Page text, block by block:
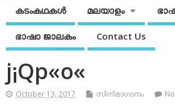
കടംകഥകള്‍ മലയാളം
ഭാഷാ ജാലകം Contact Us
j¡Qp«o«
October 13, 2017 സിനിമാഗാനം